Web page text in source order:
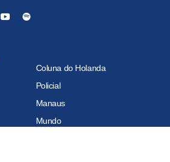
Coluna do Holanda
Policial
Manaus
Mundo